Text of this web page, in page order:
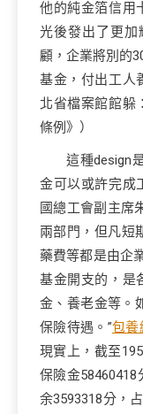
他的純金箔信用
光後發出了更加
顧，企業將別的
基金，付出工人
北省檔案館館躲
條例》）
這種design
金可以或許完成
國總工會副主席
兩部門，但凡短
藥費等都是由企
基金開支的，是
金、養老金等。
保險待遇。”包養
現實上，截至
保險金
余3593318分，